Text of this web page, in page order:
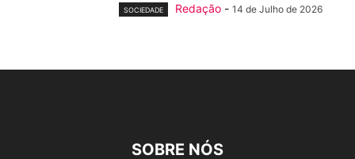
SOCIEDADE Redação - 14 de Julho de 2026
SOBRE NÓS